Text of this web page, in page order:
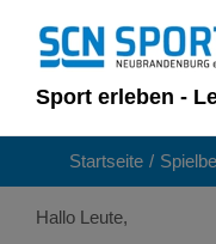
Inhalt
springenSport erleben -
Startseite
Hallo Leute,